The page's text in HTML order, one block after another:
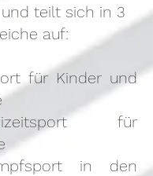
teilt sich in 3
auf:
für Kinder und
für
in den